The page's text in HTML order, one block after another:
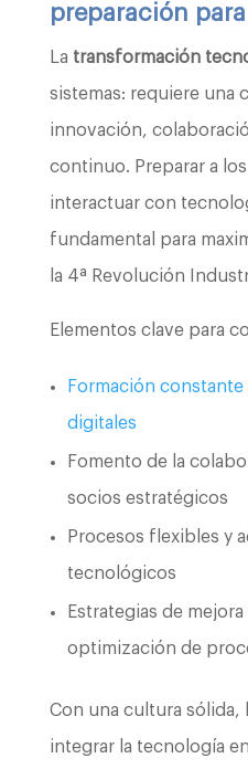
preparación
La transformación
sistemas: requiere una
innovación,
continuo. Preparar a
interactuar con
fundamental para
la 4ª Revolución
Elementos clave para
Formación
digitales
Fomento de la
socios estratégicos
Procesos flexibles y
tecnológicos
Estrategias de
optimización de
Con una cultura sólida,
integrar la tecnología